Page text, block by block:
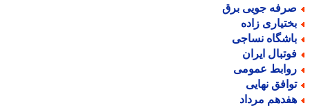
جویی برق
زاده
نساجی
ایران
عمومی
نهایی
مرداد